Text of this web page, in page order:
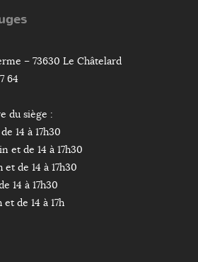
– 73630 Le Châtelard
64
du siège :
14 à 17h30
et de 14 à 17h30
de 14 à 17h30
14 à 17h30
de 14 à 17h